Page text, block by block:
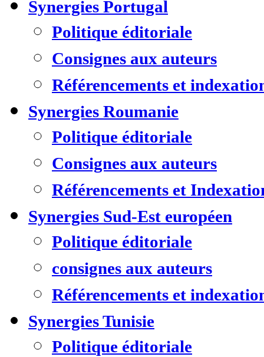
Synergies Portugal
Politique éditoriale
Consignes aux auteurs
Référencements et
Synergies Roumanie
Politique éditoriale
Consignes aux auteurs
Référencements et
Synergies Sud-Est européen
Politique éditoriale
consignes aux auteurs
Référencements et
Synergies Tunisie
Politique éditoriale